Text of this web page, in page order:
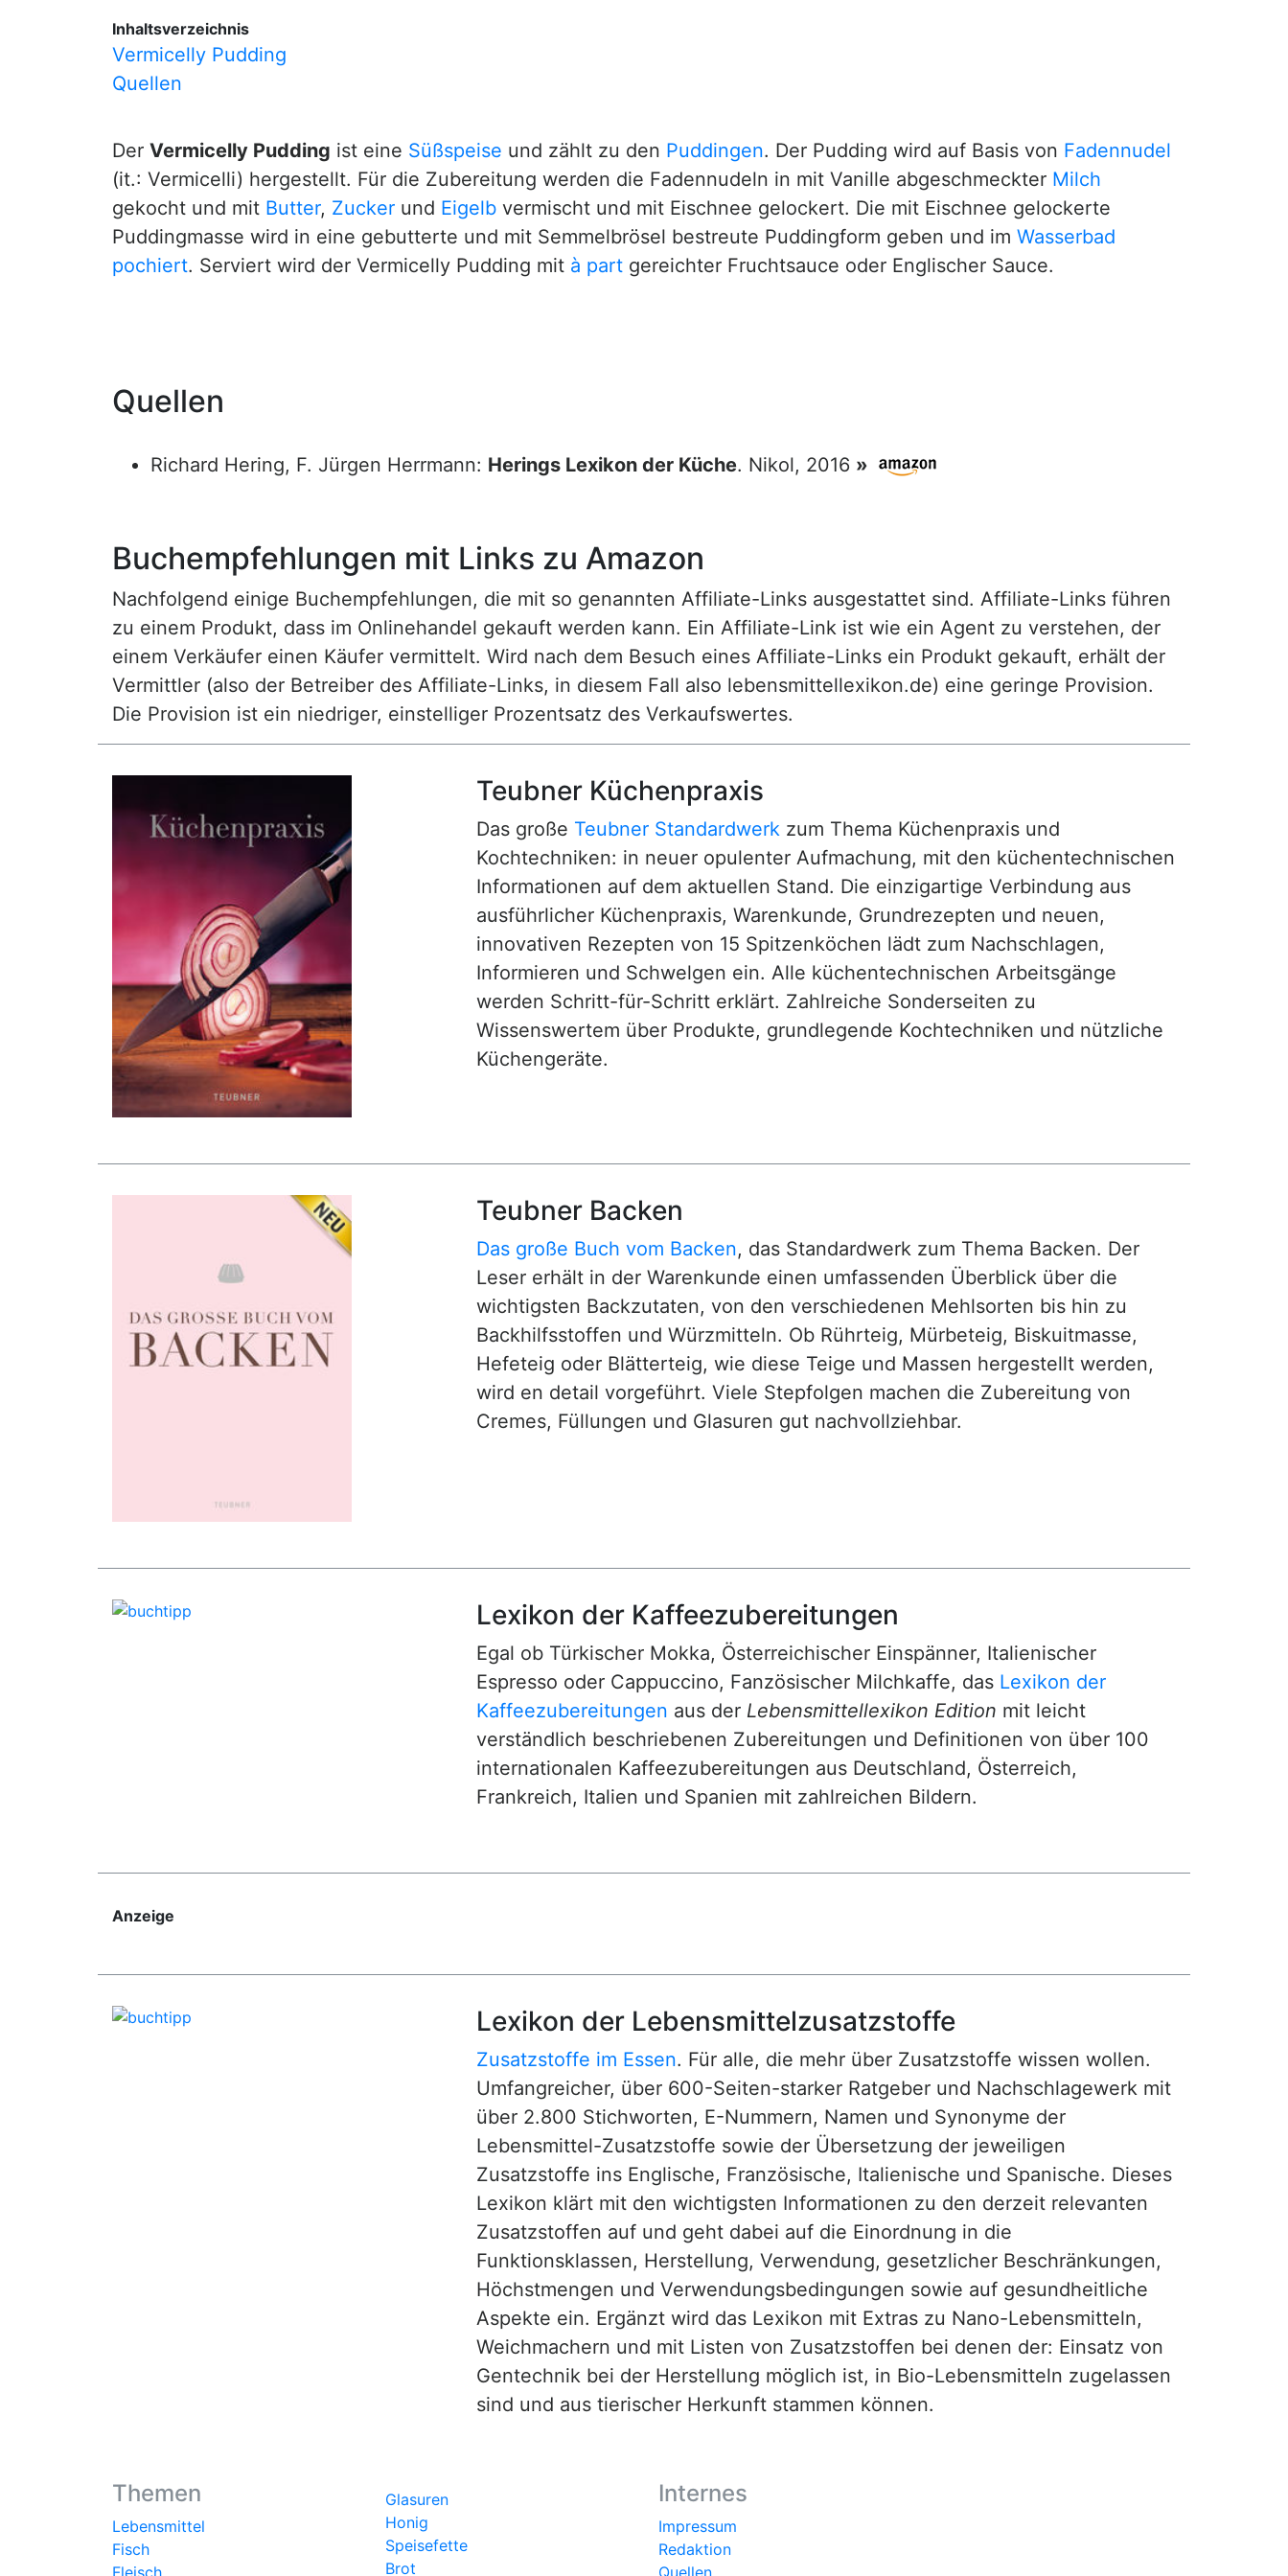
Inhaltsverzeichnis
Vermicelly Pudding
Quellen
Der Vermicelly Pudding ist eine Süßspeise und zählt zu den Puddingen. Der Pudding wird auf Basis von Fadennudel
(it.: Vermicelli) hergestellt. Für die Zubereitung werden die Fadennudeln in mit Vanille abgeschmeckter Milch
gekocht und mit Butter, Zucker und Eigelb vermischt und mit Eischnee gelockert. Die mit Eischnee gelockerte
Puddingmasse wird in eine gebutterte und mit Semmelbrösel bestreute Puddingform geben und im Wasserbad
pochiert. Serviert wird der Vermicelly Pudding mit à part gereichter Fruchtsauce oder Englischer Sauce.
Quellen
Richard Hering, F. Jürgen Herrmann: Herings Lexikon der Küche. Nikol, 2016 »
Buchempfehlungen mit Links zu Amazon
Nachfolgend einige Buchempfehlungen, die mit so genannten Affiliate-Links ausgestattet sind. Affiliate-Links führen
zu einem Produkt, dass im Onlinehandel gekauft werden kann. Ein Affiliate-Link ist wie ein Agent zu verstehen, der
einem Verkäufer einen Käufer vermittelt. Wird nach dem Besuch eines Affiliate-Links ein Produkt gekauft, erhält der
Vermittler (also der Betreiber des Affiliate-Links, in diesem Fall also lebensmittellexikon.de) eine geringe Provision.
Die Provision ist ein niedriger, einstelliger Prozentsatz des Verkaufswertes.
Teubner Küchenpraxis
Das große Teubner Standardwerk zum Thema Küchenpraxis und
Kochtechniken: in neuer opulenter Aufmachung, mit den küchentechnischen
Informationen auf dem aktuellen Stand. Die einzigartige Verbindung aus
ausführlicher Küchenpraxis, Warenkunde, Grundrezepten und neuen,
innovativen Rezepten von 15 Spitzenköchen lädt zum Nachschlagen,
Informieren und Schwelgen ein. Alle küchentechnischen Arbeitsgänge
werden Schritt-für-Schritt erklärt. Zahlreiche Sonderseiten zu
Wissenswertem über Produkte, grundlegende Kochtechniken und nützliche
Küchengeräte.
Teubner Backen
Das große Buch vom Backen, das Standardwerk zum Thema Backen. Der
Leser erhält in der Warenkunde einen umfassenden Überblick über die
wichtigsten Backzutaten, von den verschiedenen Mehlsorten bis hin zu
Backhilfsstoffen und Würzmitteln. Ob Rührteig, Mürbeteig, Biskuitmasse,
Hefeteig oder Blätterteig, wie diese Teige und Massen hergestellt werden,
wird en detail vorgeführt. Viele Stepfolgen machen die Zubereitung von
Cremes, Füllungen und Glasuren gut nachvollziehbar.
Lexikon der Kaffeezubereitungen
Egal ob Türkischer Mokka, Österreichischer Einspänner, Italienischer
Espresso oder Cappuccino, Fanzösischer Milchkaffe, das Lexikon der
Kaffeezubereitungen aus der Lebensmittellexikon Edition mit leicht
verständlich beschriebenen Zubereitungen und Definitionen von über 100
internationalen Kaffeezubereitungen aus Deutschland, Österreich,
Frankreich, Italien und Spanien mit zahlreichen Bildern.
Anzeige
Lexikon der Lebensmittelzusatzstoffe
Zusatzstoffe im Essen. Für alle, die mehr über Zusatzstoffe wissen wollen.
Umfangreicher, über 600-Seiten-starker Ratgeber und Nachschlagewerk mit
über 2.800 Stichworten, E-Nummern, Namen und Synonyme der
Lebensmittel-Zusatzstoffe sowie der Übersetzung der jeweiligen
Zusatzstoffe ins Englische, Französische, Italienische und Spanische. Dieses
Lexikon klärt mit den wichtigsten Informationen zu den derzeit relevanten
Zusatzstoffen auf und geht dabei auf die Einordnung in die
Funktionsklassen, Herstellung, Verwendung, gesetzlicher Beschränkungen,
Höchstmengen und Verwendungsbedingungen sowie auf gesundheitliche
Aspekte ein. Ergänzt wird das Lexikon mit Extras zu Nano-Lebensmitteln,
Weichmachern und mit Listen von Zusatzstoffen bei denen der: Einsatz von
Gentechnik bei der Herstellung möglich ist, in Bio-Lebensmitteln zugelassen
sind und aus tierischer Herkunft stammen können.
Themen
Lebensmittel
Fisch
Fleisch
Glasuren
Honig
Speisefette
Brot
Internes
Impressum
Redaktion
Quellen